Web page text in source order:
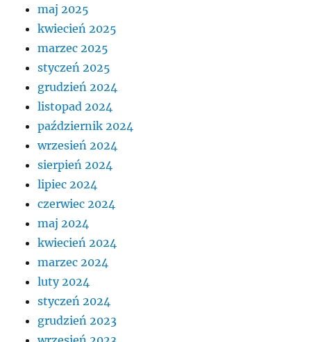
maj 2025
kwiecień 2025
marzec 2025
styczeń 2025
grudzień 2024
listopad 2024
październik 2024
wrzesień 2024
sierpień 2024
lipiec 2024
czerwiec 2024
maj 2024
kwiecień 2024
marzec 2024
luty 2024
styczeń 2024
grudzień 2023